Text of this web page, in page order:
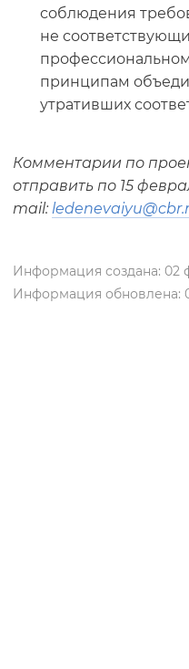
соблюдения
не
принципам
утративших
Комментарии по
отправить по 15
mail:
Информация создана: 02
Информация обновлена: